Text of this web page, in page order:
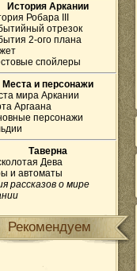
История Аркании
Робара III
отрезок
2-ого плана
спойлеры
Места и персонажи
мира Аркании
Аргаана
персонажи
Таверна
Дева
и автоматы
рассказов о мире
Рекомендуем